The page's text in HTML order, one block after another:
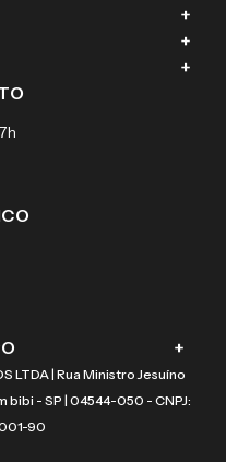
+
+
+
+
LTDA | Rua Ministro Jesuíno
bibi - SP | 04544-050 - CNPJ:
90